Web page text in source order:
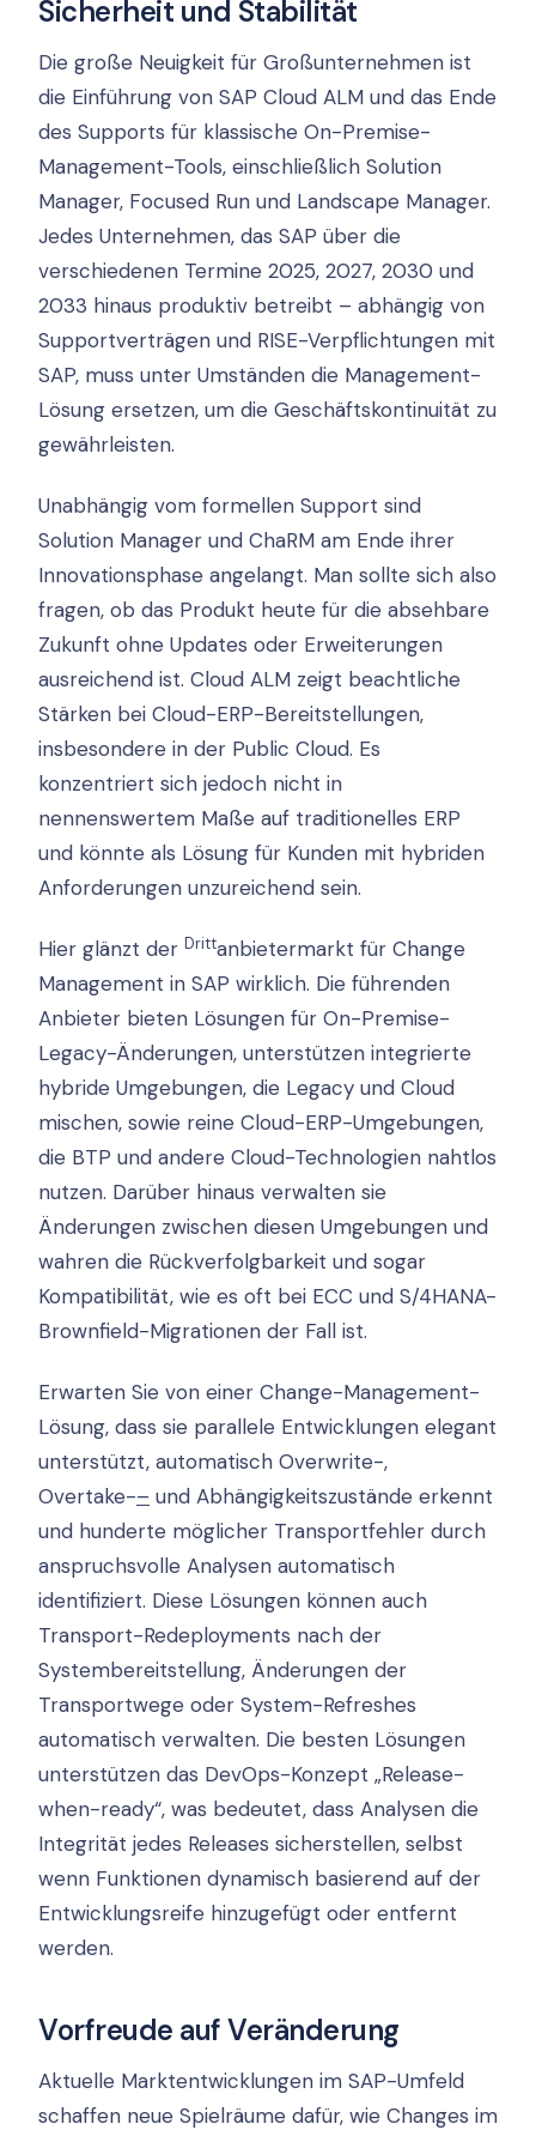
Sicherheit und Stabilität
Die große Neuigkeit für Großunternehmen ist
die Einführung von SAP Cloud ALM und das Ende
des Supports für klassische On-Premise-
Management-Tools, einschließlich Solution
Manager, Focused Run und Landscape Manager.
Jedes Unternehmen, das SAP über die
verschiedenen Termine 2025, 2027, 2030 und
2033 hinaus produktiv betreibt – abhängig von
Supportverträgen und RISE-Verpflichtungen mit
SAP, muss unter Umständen die Management-
Lösung ersetzen, um die Geschäftskontinuität zu
gewährleisten.
Unabhängig vom formellen Support sind
Solution Manager und ChaRM am Ende ihrer
Innovationsphase angelangt. Man sollte sich also
fragen, ob das Produkt heute für die absehbare
Zukunft ohne Updates oder Erweiterungen
ausreichend ist. Cloud ALM zeigt beachtliche
Stärken bei Cloud-ERP-Bereitstellungen,
insbesondere in der Public Cloud. Es
konzentriert sich jedoch nicht in
nennenswertem Maße auf traditionelles ERP
und könnte als Lösung für Kunden mit hybriden
Anforderungen unzureichend sein.
Hier glänzt der Drittanbietermarkt für Change
Management in SAP wirklich. Die führenden
Anbieter bieten Lösungen für On-Premise-
Legacy-Änderungen, unterstützen integrierte
hybride Umgebungen, die Legacy und Cloud
mischen, sowie reine Cloud-ERP-Umgebungen,
die BTP und andere Cloud-Technologien nahtlos
nutzen. Darüber hinaus verwalten sie
Änderungen zwischen diesen Umgebungen und
wahren die Rückverfolgbarkeit und sogar
Kompatibilität, wie es oft bei ECC und S/4HANA-
Brownfield-Migrationen der Fall ist.
Erwarten Sie von einer Change-Management-
Lösung, dass sie parallele Entwicklungen elegant
unterstützt, automatisch Overwrite-,
Overtake-– und Abhängigkeitszustände erkennt
und hunderte möglicher Transportfehler durch
anspruchsvolle Analysen automatisch
identifiziert. Diese Lösungen können auch
Transport-Redeployments nach der
Systembereitstellung, Änderungen der
Transportwege oder System-Refreshes
automatisch verwalten. Die besten Lösungen
unterstützen das DevOps-Konzept „Release-
when-ready“, was bedeutet, dass Analysen die
Integrität jedes Releases sicherstellen, selbst
wenn Funktionen dynamisch basierend auf der
Entwicklungsreife hinzugefügt oder entfernt
werden.
Vorfreude auf Veränderung
Aktuelle Marktentwicklungen im SAP-Umfeld
schaffen neue Spielräume dafür, wie Changes im